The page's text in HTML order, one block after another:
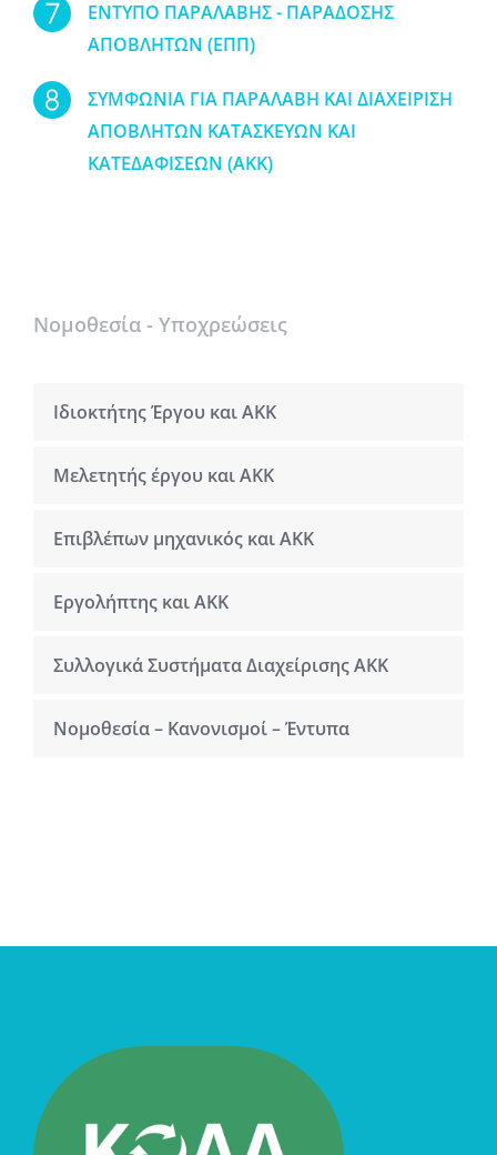
ΕΝΤΥΠΟ ΠΑΡΑΛΑΒΗΣ - ΠΑΡΑΔΟΣΗΣ
ΑΠΟΒΛΗΤΩΝ (ΕΠΠ)
ΣΥΜΦΩΝΙΑ ΓΙΑ ΠΑΡΑΛΑΒΗ ΚΑΙ ΔΙΑΧΕΙΡΙΣΗ
ΑΠΟΒΛΗΤΩΝ ΚΑΤΑΣΚΕΥΩΝ ΚΑΙ
ΚΑΤΕΔΑΦΙΣΕΩΝ (ΑΚΚ)
Νομοθεσία - Υποχρεώσεις
Ιδιοκτήτης Έργου και ΑΚΚ
Μελετητής έργου και ΑΚΚ
Επιβλέπων μηχανικός και ΑΚΚ
Εργολήπτης και ΑΚΚ
Συλλογικά Συστήματα Διαχείρισης ΑΚΚ
Νομοθεσία – Κανονισμοί – Έντυπα